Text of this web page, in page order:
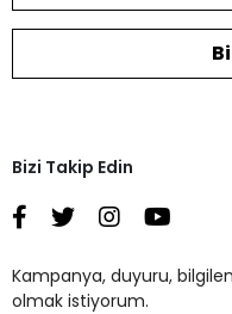
Bizi Takip Edin
Kampanya, duyuru,
olmak istiyorum.